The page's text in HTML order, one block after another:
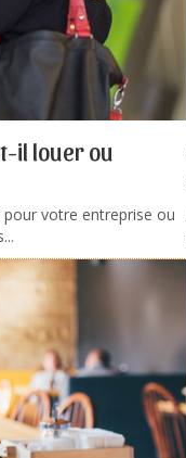
il louer ou
votre entreprise ou